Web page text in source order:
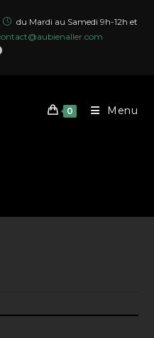
du Mardi au Samedi 9h-12h et
0 Menu